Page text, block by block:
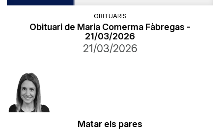
OBITUARIS
Obituari de Maria Comerma Fàbregas -
21/03/2026
21/03/2026
Matar els pares